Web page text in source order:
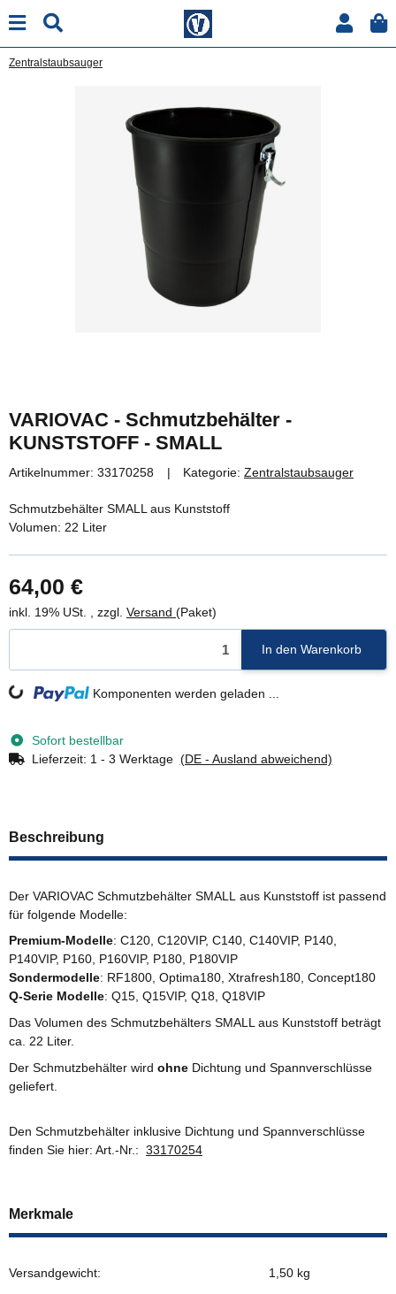
Zentralstaubsauger
VARIOVAC - Schmutzbehälter -
KUNSTSTOFF - SMALL
Artikelnummer: 33170258 Kategorie: Zentralstaubsauger
Schmutzbehälter SMALL aus Kunststoff
Volumen: 22 Liter
64,00 €
inkl. 19% USt. , zzgl. Versand (Paket)
In den Warenkorb
Loading... Komponenten werden geladen ...
Sofort bestellbar
Lieferzeit: 1 - 3 Werktage (DE - Ausland abweichend)
Beschreibung
Der VARIOVAC Schmutzbehälter SMALL aus Kunststoff ist passend
für folgende Modelle:
Premium-Modelle: C120, C120VIP, C140, C140VIP, P140,
P140VIP, P160, P160VIP, P180, P180VIP
Sondermodelle: RF1800, Optima180, Xtrafresh180, Concept180
Q-Serie Modelle: Q15, Q15VIP, Q18, Q18VIP
Das Volumen des Schmutzbehälters SMALL aus Kunststoff beträgt
ca. 22 Liter.
Der Schmutzbehälter wird ohne Dichtung und Spannverschlüsse
geliefert.
Den Schmutzbehälter inklusive Dichtung und Spannverschlüsse
finden Sie hier: Art.-Nr.: 33170254
Merkmale
Versandgewicht:
1,50 kg